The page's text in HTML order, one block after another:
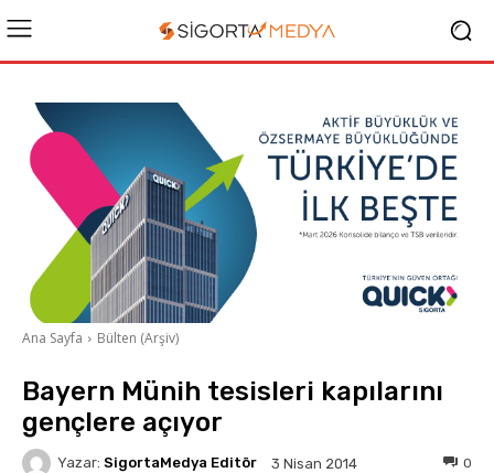
Ana Sayfa Bülten (Arşiv)
Bayern Münih tesisleri kapılarını
gençlere açıyor
Yazar: SigortaMedya Editör 3 Nisan 2014 0